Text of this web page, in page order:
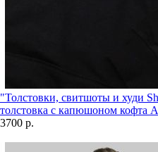
"Толстовки, свитшоты и худи
толстовка с капюшоном кофта
3700 р.